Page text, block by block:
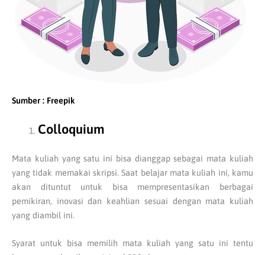
Sumber : Freepik
Colloquium
Mata kuliah yang satu ini bisa dianggap sebagai mata kuliah
yang tidak memakai skripsi. Saat belajar mata kuliah ini, kamu
akan dituntut untuk bisa mempresentasikan berbagai
pemikiran, inovasi dan keahlian sesuai dengan mata kuliah
yang diambil ini.
Syarat untuk bisa memilih mata kuliah yang satu ini tentu